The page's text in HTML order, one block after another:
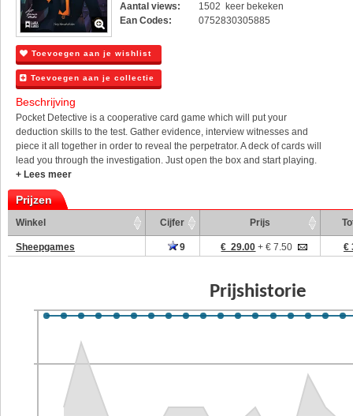
Aantal views:
1502 keer bekeken
Ean Codes:
0752830305885
Toevoegen aan je wishlist
Toevoegen aan je collectie
Beschrijving
Pocket Detective is a cooperative card game which will put your
deduction skills to the test. Gather evidence, interview witnesses and
piece it all together in order to reveal the perpetrator. A deck of cards will
lead you through the investigation. Just open the box and start playing.
+ Lees meer
Prijzen
Winkel Cijfer Prijs
Sheepgames 9 € 29.00 + € 7.50 €